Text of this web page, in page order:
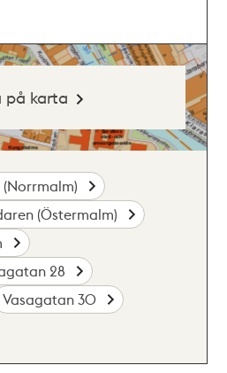
på karta
(Östermalm)
28
Vasagatan 30